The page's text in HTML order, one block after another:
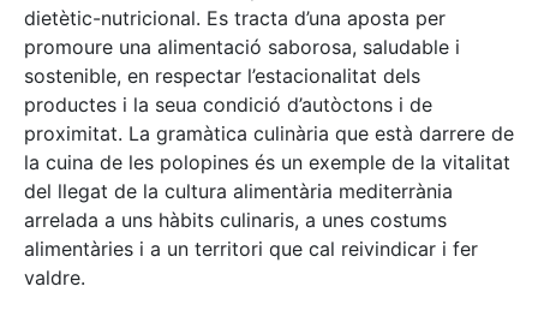
dietètic-nutricional. Es tracta d’una aposta per
promoure una alimentació saborosa, saludable i
sostenible, en respectar l’estacionalitat dels
productes i la seua condició d’autòctons i de
proximitat. La gramàtica culinària que està darrere de
la cuina de les polopines és un exemple de la vitalitat
del llegat de la cultura alimentària mediterrània
arrelada a uns hàbits culinaris, a unes costums
alimentàries i a un territori que cal reivindicar i fer
valdre.